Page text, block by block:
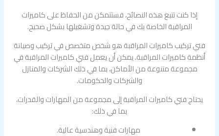
إذا كنت تتبع هذه النصائح، فستتمكن من الحفاظ على كاميرات
المراقبة الخاصة بك في حالة جيدة وتشغيلها بشكل صحيح.
فني تركيب كاميرات المراقبة هو شخص متخصص في تركيب وصيانة
أنظمة كاميرات المراقبة. يمكن أن يعمل فني كاميرات المراقبة في
مجموعة متنوعة من الأماكن، بما في ذلك الشركات والمنازل
والشركات والحكومات.
يحتاج فني كاميرات المراقبة إلى مجموعة من المهارات والقدرات،
بما في ذلك:
مهارات فنية وهندسية عالية.